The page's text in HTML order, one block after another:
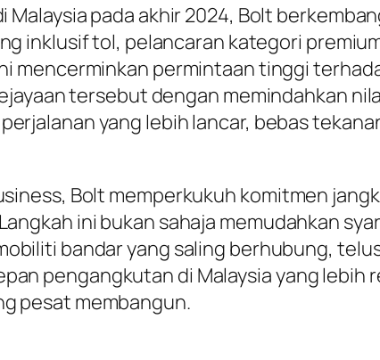
Malaysia pada akhir 2024, Bolt
inklusif tol, pelancaran kategori
mencerminkan permintaan tinggi
tersebut dengan memindahkan
yang lebih lancar, bebas
Bolt memperkukuh komitmen
ini bukan sahaja memudahkan
bandar yang saling berhubung,
pengangkutan di Malaysia yang
pesat membangun.